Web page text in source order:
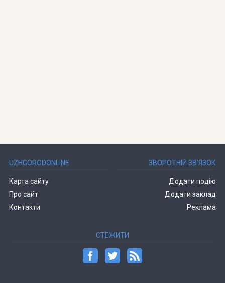
UZHGORODONLINE
Карта сайту
Про сайт
Контакти
ЗВОРОТНІЙ ЗВ’ЯЗОК
Додати подію
Додати заклад
Реклама
СТЕЖИТИ